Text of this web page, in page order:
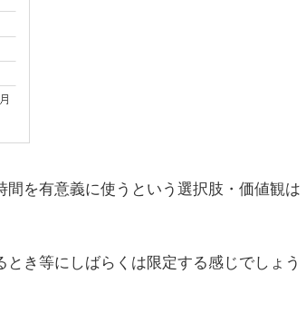
を有意義に使うという選択肢・価値観は
き等にしばらくは限定する感じでしょう